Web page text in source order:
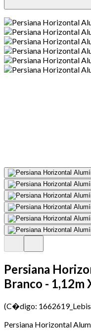
Persiana
Branco - 1,12m
(C�digo:
Persiana Horizontal